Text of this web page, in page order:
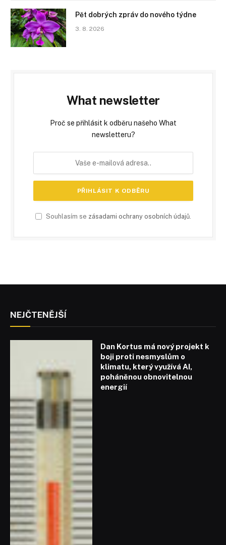
Pět dobrých zpráv do nového týdne
3. 8. 2026
What newsletter
Proč se přihlásit k odběru našeho What
newsletteru?
Souhlasím se zásadami ochrany osobních údajů
NEJČTENĚJŠÍ
Dan Kortus má nový projekt k
boji proti nesmyslům o
klimatu, který využívá AI,
poháněnou obnovitelnou
energií